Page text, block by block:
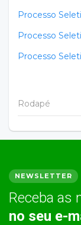
Processo
Processo
Processo
Rodapé
NEWSLETTER
Receba as
no seu e-